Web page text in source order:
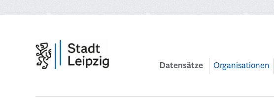
Datensätze Organisationen